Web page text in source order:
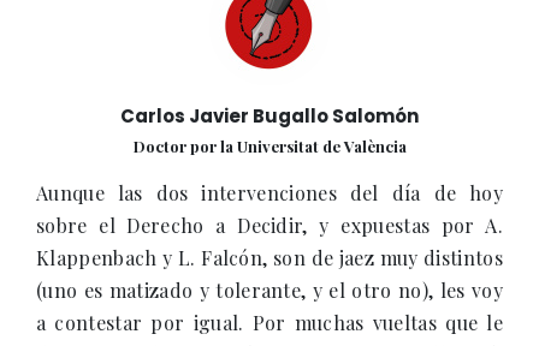
Carlos Javier Bugallo Salomón
Doctor por la Universitat de València
Aunque las dos intervenciones del día de hoy
sobre el Derecho a Decidir, y expuestas por A.
Klappenbach y L. Falcón, son de jaez muy distintos
(uno es matizado y tolerante, y el otro no), les voy
a contestar por igual. Por muchas vueltas que le